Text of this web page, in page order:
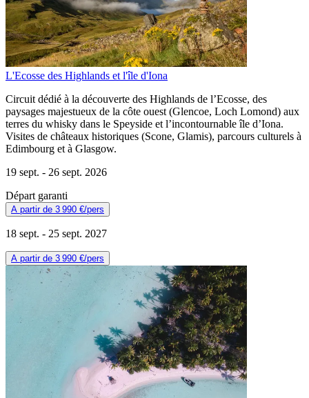
L'Ecosse des Highlands et l'île d'Iona
Circuit dédié à la découverte des Highlands de l’Ecosse, des
paysages majestueux de la côte ouest (Glencoe, Loch Lomond) aux
terres du whisky dans le Speyside et l’incontournable île d’Iona.
Visites de châteaux historiques (Scone, Glamis), parcours culturels à
Edimbourg et à Glasgow.
19 sept. - 26 sept. 2026
Départ garanti
A partir de 3 990 €/pers
18 sept. - 25 sept. 2027
A partir de 3 990 €/pers